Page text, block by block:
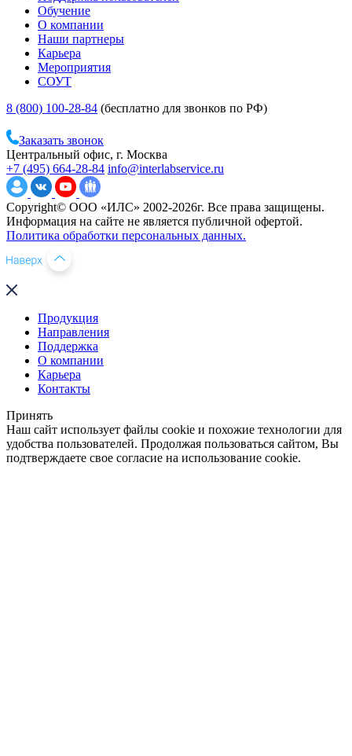
Обучение
О компании
Наши партнеры
Карьера
Мероприятия
СОУТ
8 (800) 100-28-84 (бесплатно для звонков по РФ)
Заказать звонок
Центральный офис, г. Москва
+7 (495) 664-28-84 info@interlabservice.ru
Copyright© ООО «ИЛС» 2002-2026г. Все права защищены.
Информация на сайте не является публичной офертой.
Политика обработки персональных данных.
Продукция
Направления
Поддержка
О компании
Карьера
Контакты
Принять
Наш сайт использует файлы cookie и похожие технологии для
удобства пользователей. Продолжая пользоваться сайтом, Вы
подтверждаете свое согласие на использование cookie.